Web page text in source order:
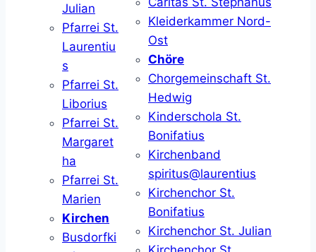
Julian
Pfarrei St.
Laurentiu
s
Pfarrei St.
Liborius
Pfarrei St.
Margaret
ha
Pfarrei St.
Marien
Kirchen
Busdorfki
Kleiderkammer Nord-
Ost
Chöre
Chorgemeinschaft St.
Hedwig
Kinderschola St.
Bonifatius
Kirchenband
spiritus@laurentius
Kirchenchor St.
Bonifatius
Kirchenchor St. Julian